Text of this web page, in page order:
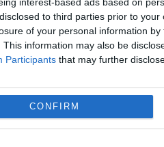
to third parties prior to
of your personal information
This information may also be
Participants that may further
CONFIRM